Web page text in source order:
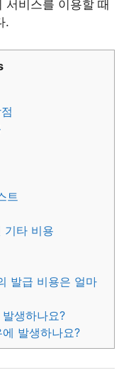
비스를 이용할 때
.
트
기타 비용
발급 비용은 얼마
생하나요?
발생하나요?